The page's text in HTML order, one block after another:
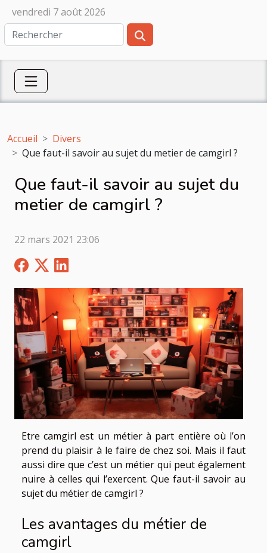
vendredi 7 août 2026
Accueil
Divers
Que faut-il savoir au sujet du metier de camgirl ?
Que faut-il savoir au sujet du
metier de camgirl ?
22 mars 2021 23:06
Etre camgirl est un métier à part entière où l’on
prend du plaisir à le faire de chez soi. Mais il faut
aussi dire que c’est un métier qui peut également
nuire à celles qui l’exercent. Que faut-il savoir au
sujet du métier de camgirl ?
Les avantages du métier de
camgirl